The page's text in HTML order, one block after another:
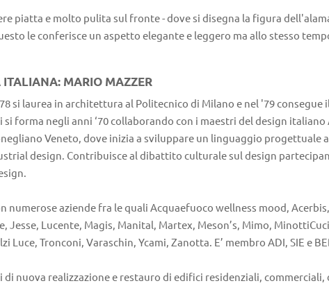
piatta e molto pulita sul fronte - dove si disegna la figura
le conferisce un aspetto elegante e leggero ma allo stesso
MARIO MAZZER
si laurea in architettura al Politecnico di Milano e nel '79
forma negli anni ‘70 collaborando con i maestri del design
Veneto, dove inizia a sviluppare un linguaggio
design. Contribuisce al dibattito culturale sul design
numerose aziende fra le quali Acquaefuoco wellness mood,
Jesse, Lucente, Magis, Manital, Martex, Meson’s, Mimo,
Luce, Tronconi, Varaschin, Ycami, Zanotta. E’ membro ADI, SIE e
nuova realizzazione e restauro di edifici residenziali, commerciali,